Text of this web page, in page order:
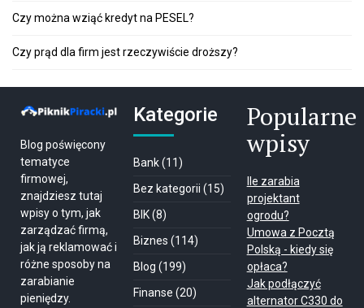
Czy można wziąć kredyt na PESEL?
Czy prąd dla firm jest rzeczywiście droższy?
Blog poświęcony
tematyce
firmowej,
znajdziesz tutaj
wpisy o tym, jak
zarządzać firmą,
jak ją reklamować i
różne sposoby na
zarabianie
pieniędzy.
Kategorie
Bank(11)
Bez kategorii (15)
BIK(8)
Biznes (114)
Blog (199)
Finanse (20)
Popularne
wpisy
Ile zarabia
projektant
ogrodu?
Umowa z Pocztą
Polską - kiedy się
opłaca?
Jak podłączyć
alternator C330 do